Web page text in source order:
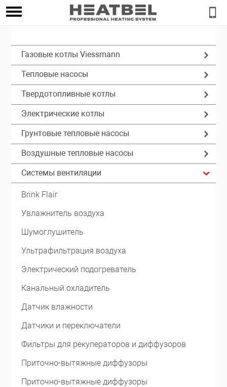
Газовые котлы Viessmann
Тепловые насосы
Твердотопливные котлы
Электрические котлы
Грунтовые тепловые насосы
Воздушные тепловые насосы
Системы вентиляции
Brink Flair
Увлажнитель воздуха
Шумоглушитель
Ультрафильтрация воздуха
Электрический подогреватель
Канальный охладитель
Датчик влажности
Датчики и переключатели
Фильтры для рекуператоров и диффузоров
Приточно-вытяжные диффузоры
Приточно-вытяжные диффузоры